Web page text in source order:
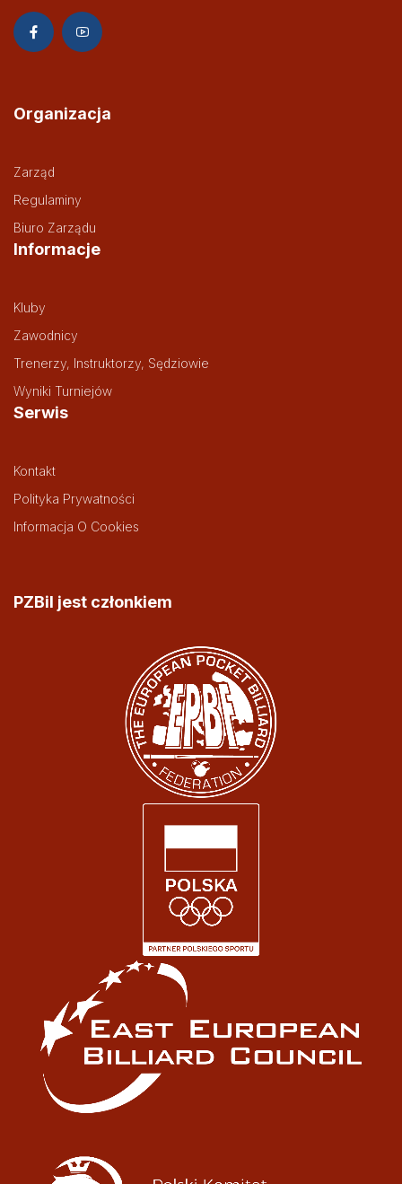
Organizacja
Zarząd
Regulaminy
Biuro Zarządu
Informacje
Kluby
Zawodnicy
Trenerzy, Instruktorzy, Sędziowie
Wyniki Turniejów
Serwis
Kontakt
Polityka Prywatności
Informacja O Cookies
PZBil jest członkiem